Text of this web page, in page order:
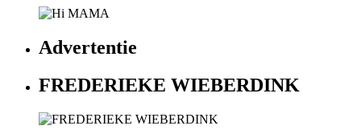
Advertentie
FREDERIEKE WIEBERDINK